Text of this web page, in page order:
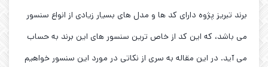
برند تبریز پژوه دارای کد ها و مدل های بسیار زیادی از انواع سنسور
می باشد، که این کد از خاص ترین سنسور های این برند به حساب
می آید. در این مقاله به سری از نکاتی در مورد این سنسور خواهیم